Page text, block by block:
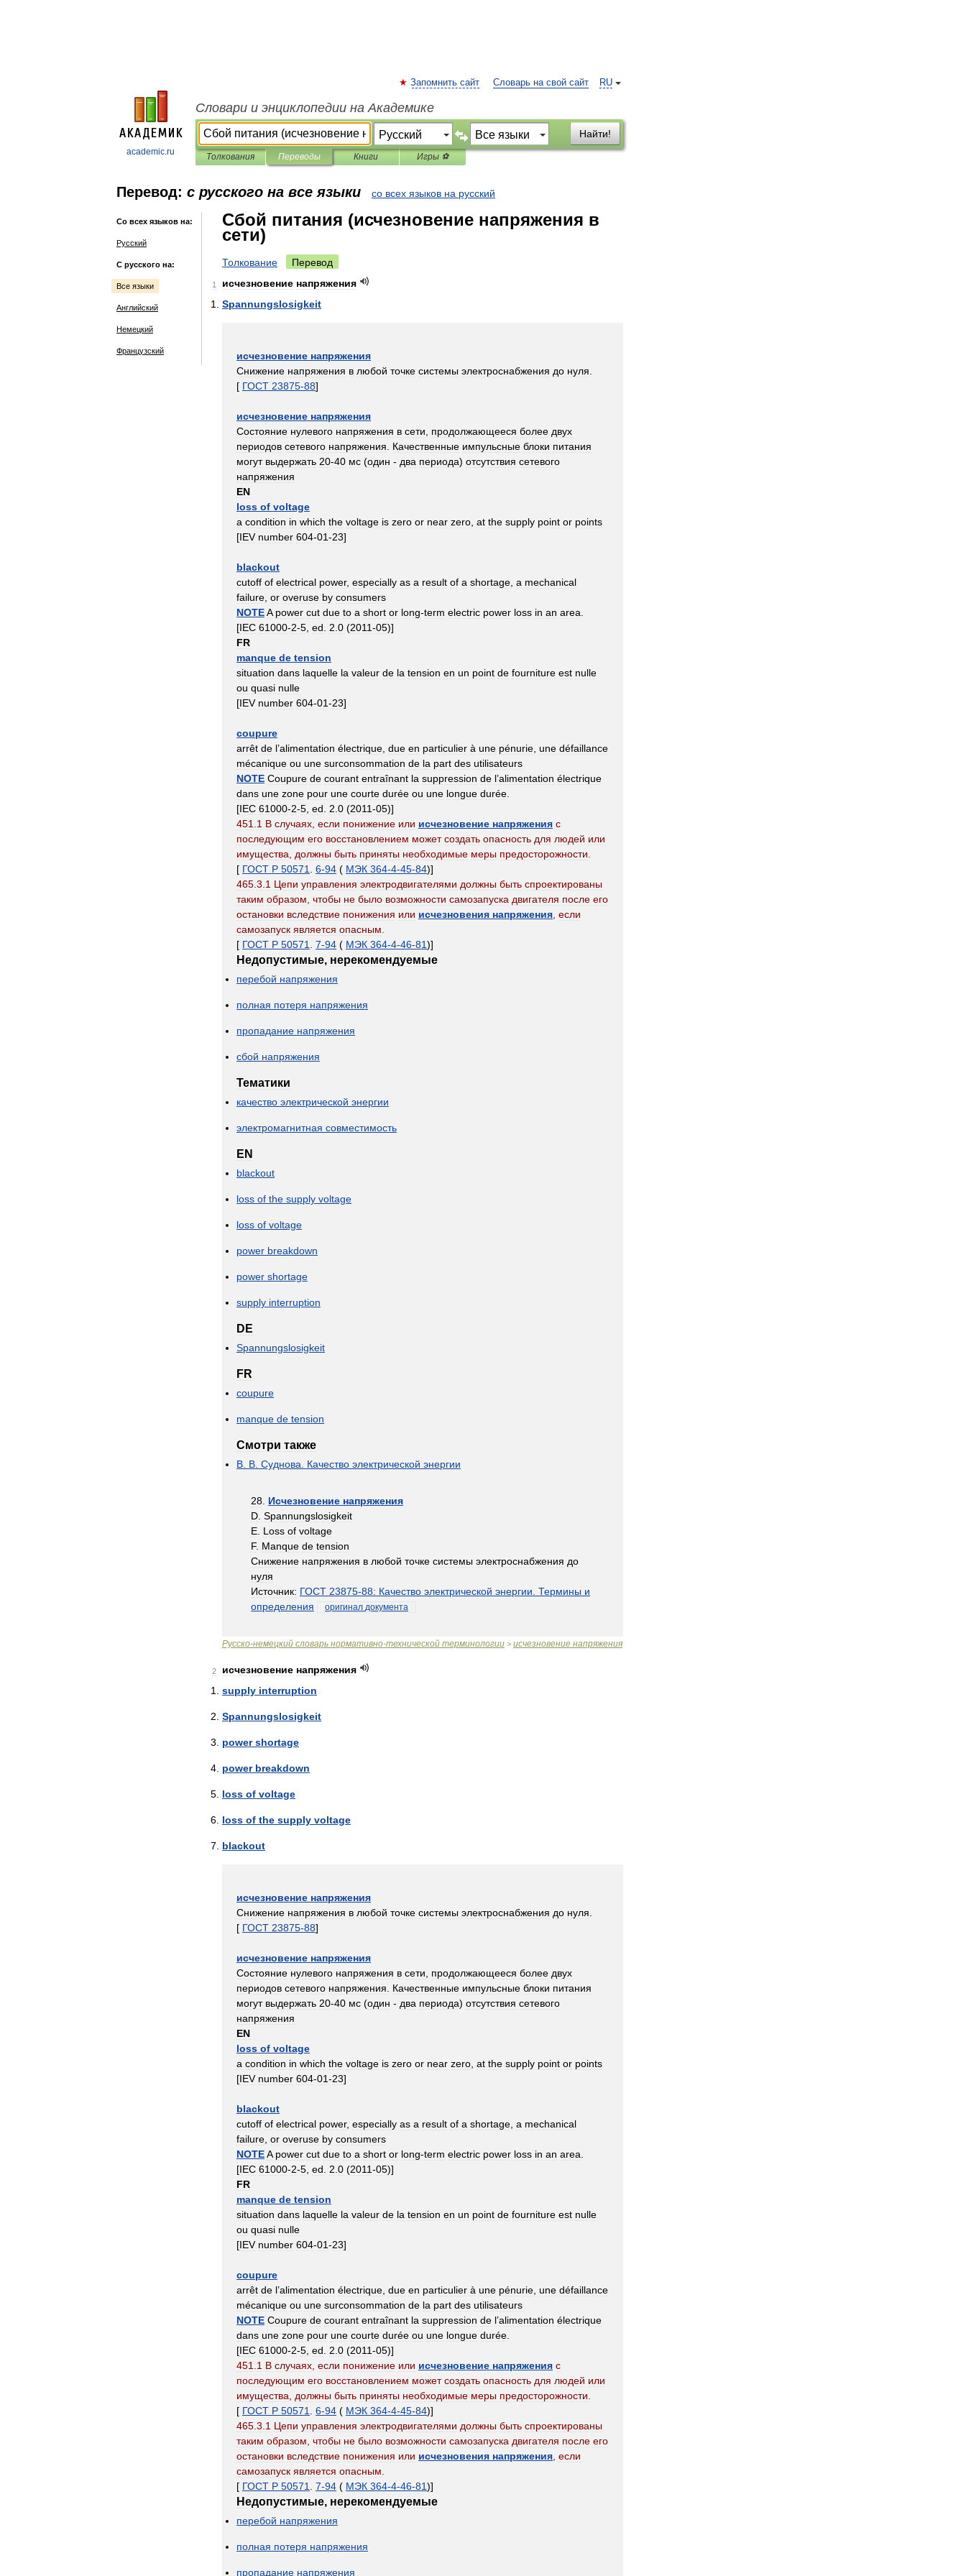
academic.ru
RU
Запомнить сайт Словарь на свой сайт
Словари и энциклопедии на Академике
Найти!
Толкования Переводы Книги Игры ⚽
Перевод: с русского на все языки со всех языков на русский
Со всех языков на:
Русский
С русского на:
Все языки
Английский
Немецкий
Французский
Сбой питания (исчезновение напряжения в
сети)
Толкование Перевод
1 исчезновение напряжения
Spannungslosigkeit
исчезновение напряжения
Снижение напряжения в любой точке системы электроснабжения до нуля
[ ГОСТ 23875-88]
исчезновение напряжения
Состояние нулевого напряжения в сети продолжающееся более двух
периодов сетевого напряжения Качественные импульсные блоки питания
могут выдержать 20-40 мс (один - два периода) отсутствия сетевого
напряжения
EN
loss of voltage
a condition in which the voltage is zero or near zero at the supply point or points
[IEV number 604-01-23]
blackout
cutoff of electrical power, especially as a result of a shortage a mechanical
failure or overuse by consumers
NOTEA power cut due to a short or long-term electric power loss in an area
[IEC 61000-2-5 ed 2 0 (2011-05)]
FR
manque de tension
situation dans laquelle la valeur de la tension en un point de fourniture est nulle
ou quasi nulle
[IEV number 604-01-23]
coupure
arrêt de l’alimentation électrique due en particulier à une pénurie une défaillance
mécanique ou une surconsommation de la part des utilisateurs
NOTE Coupure de courant entraînant la suppression de l’alimentation électrique
dans une zone pour une courte durée ou une longue durée
[IEC 61000-2-5 ed 2 0 (2011-05)]
451 1 В случаях если понижение или исчезновение напряжения с
последующим его восстановлением может создать опасность для людей или
имущества
должны быть приняты необходимые меры предосторожности
[ ГОСТ Р 50571 6-94 ( МЭК 364-4-45-84)]
465 3 1 Цепи управления электродвигателями должны быть спроектированы
таким образом чтобы не было возможности самозапуска двигателя после его
остановки вследствие понижения или исчезновения напряжения если
самозапуск является опасным
[ ГОСТ Р 50571 7-94 ( МЭК 364-4-46-81)]
Недопустимые, нерекомендуемые
перебой напряжения
полная потеря напряжения
пропадание напряжения
сбой напряжения
Тематики
качество электрической энергии
электромагнитная совместимость
EN
blackout
loss of the supply voltage
loss of voltage
power breakdown
power shortage
supply interruption
DE
Spannungslosigkeit
FR
coupure
manque de tension
Смотри также
В В Суднова Качество электрической энергии
28 Исчезновение напряжения
D Spannungslosigkeit
E Loss of voltage
F. Manque de tension
Снижение напряжения в любой точке системы электроснабжения до
нуля
Источник: ГОСТ 23875-88: Качество электрической энергии Термины и
определения
оригинал документа
Русско-немецкий словарь нормативно-технической терминологии > исчезновение напряжения
2 исчезновение напряжения
supply interruption
Spannungslosigkeit
power shortage
power breakdown
loss of voltage
loss of the supply voltage
blackout
исчезновение напряжения
Снижение напряжения в любой точке системы электроснабжения до нуля
[ ГОСТ 23875-88]
исчезновение напряжения
Состояние нулевого напряжения в сети продолжающееся более двух
периодов сетевого напряжения Качественные импульсные блоки питания
могут выдержать 20-40 мс (один - два периода) отсутствия сетевого
напряжения
EN
loss of voltage
a condition in which the voltage is zero or near zero at the supply point or points
[IEV number 604-01-23]
blackout
cutoff of electrical power, especially as a result of a shortage a mechanical
failure or overuse by consumers
NOTEA power cut due to a short or long-term electric power loss in an area
[IEC 61000-2-5 ed 2 0 (2011-05)]
FR
manque de tension
situation dans laquelle la valeur de la tension en un point de fourniture est nulle
ou quasi nulle
[IEV number 604-01-23]
coupure
arrêt de l’alimentation électrique due en particulier à une pénurie une défaillance
mécanique ou une surconsommation de la part des utilisateurs
NOTE Coupure de courant entraînant la suppression de l’alimentation électrique
dans une zone pour une courte durée ou une longue durée
[IEC 61000-2-5 ed 2 0 (2011-05)]
451 1 В случаях если понижение или исчезновение напряжения с
последующим его восстановлением может создать опасность для людей или
имущества
должны быть приняты необходимые меры предосторожности
[ ГОСТ Р 50571 6-94 ( МЭК 364-4-45-84)]
465 3 1 Цепи управления электродвигателями должны быть спроектированы
таким образом чтобы не было возможности самозапуска двигателя после его
остановки вследствие понижения или исчезновения напряжения если
самозапуск является опасным
[ ГОСТ Р 50571 7-94 ( МЭК 364-4-46-81)]
Недопустимые, нерекомендуемые
перебой напряжения
полная потеря напряжения
пропадание напряжения